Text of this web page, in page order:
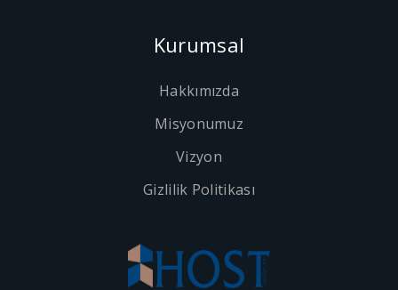
Kurumsal
Hakkımızda
Misyonumuz
Vizyon
Gizlilik Politikası